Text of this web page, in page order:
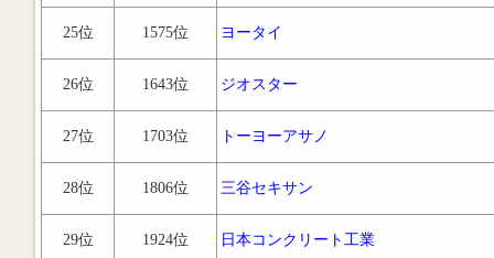
25位 1575位 ヨータイ
26位 1643位 ジオスター
27位 1703位 トーヨーアサノ
28位 1806位 三谷セキサン
29位 1924位 日本コンクリート工業